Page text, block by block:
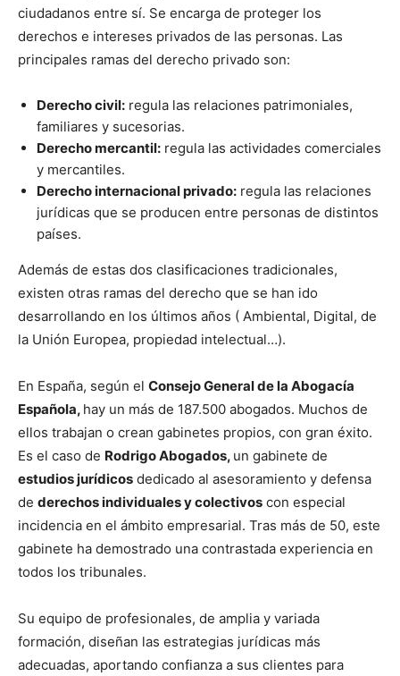
ciudadanos entre sí. Se encarga de proteger los
derechos e intereses privados de las personas. Las
principales ramas del derecho privado son:
Derecho civil: regula las relaciones patrimoniales,
familiares y sucesorias.
Derecho mercantil: regula las actividades comerciales
y mercantiles.
Derecho internacional privado: regula las relaciones
jurídicas que se producen entre personas de distintos
países.
Además de estas dos clasificaciones tradicionales,
existen otras ramas del derecho que se han ido
desarrollando en los últimos años ( Ambiental, Digital, de
la Unión Europea, propiedad intelectual…).
En España, según el Consejo General de la Abogacía
Española, hay un más de 187.500 abogados. Muchos de
ellos trabajan o crean gabinetes propios, con gran éxito.
Es el caso de Rodrigo Abogados, un gabinete de
estudios jurídicos dedicado al asesoramiento y defensa
de derechos individuales y colectivos con especial
incidencia en el ámbito empresarial. Tras más de 50, este
gabinete ha demostrado una contrastada experiencia en
todos los tribunales.
Su equipo de profesionales, de amplia y variada
formación, diseñan las estrategias jurídicas más
adecuadas, aportando confianza a sus clientes para